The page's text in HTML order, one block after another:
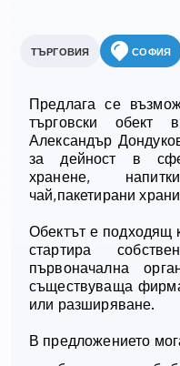
ТЪРГОВИЯ СОФИЯ
Предлага се
търговски
Александър
за дейност в
хранене,
чай,пакетирани
Обектът е подходящ
стартира
първоначална
съществуваща
или разширяване.
В предложението